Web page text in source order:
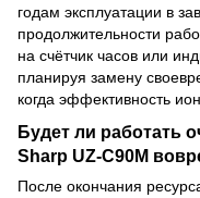
годам эксплуатации в
продолжительности
на счётчик часов или
планируя замену
когда эффективность
Будет ли работать
Sharp UZ-C90M
После окончания